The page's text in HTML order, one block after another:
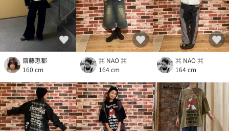
齋藤恵都
160 cm
⌘ NAO ⌘
164 cm
⌘ NAO ⌘
164 cm